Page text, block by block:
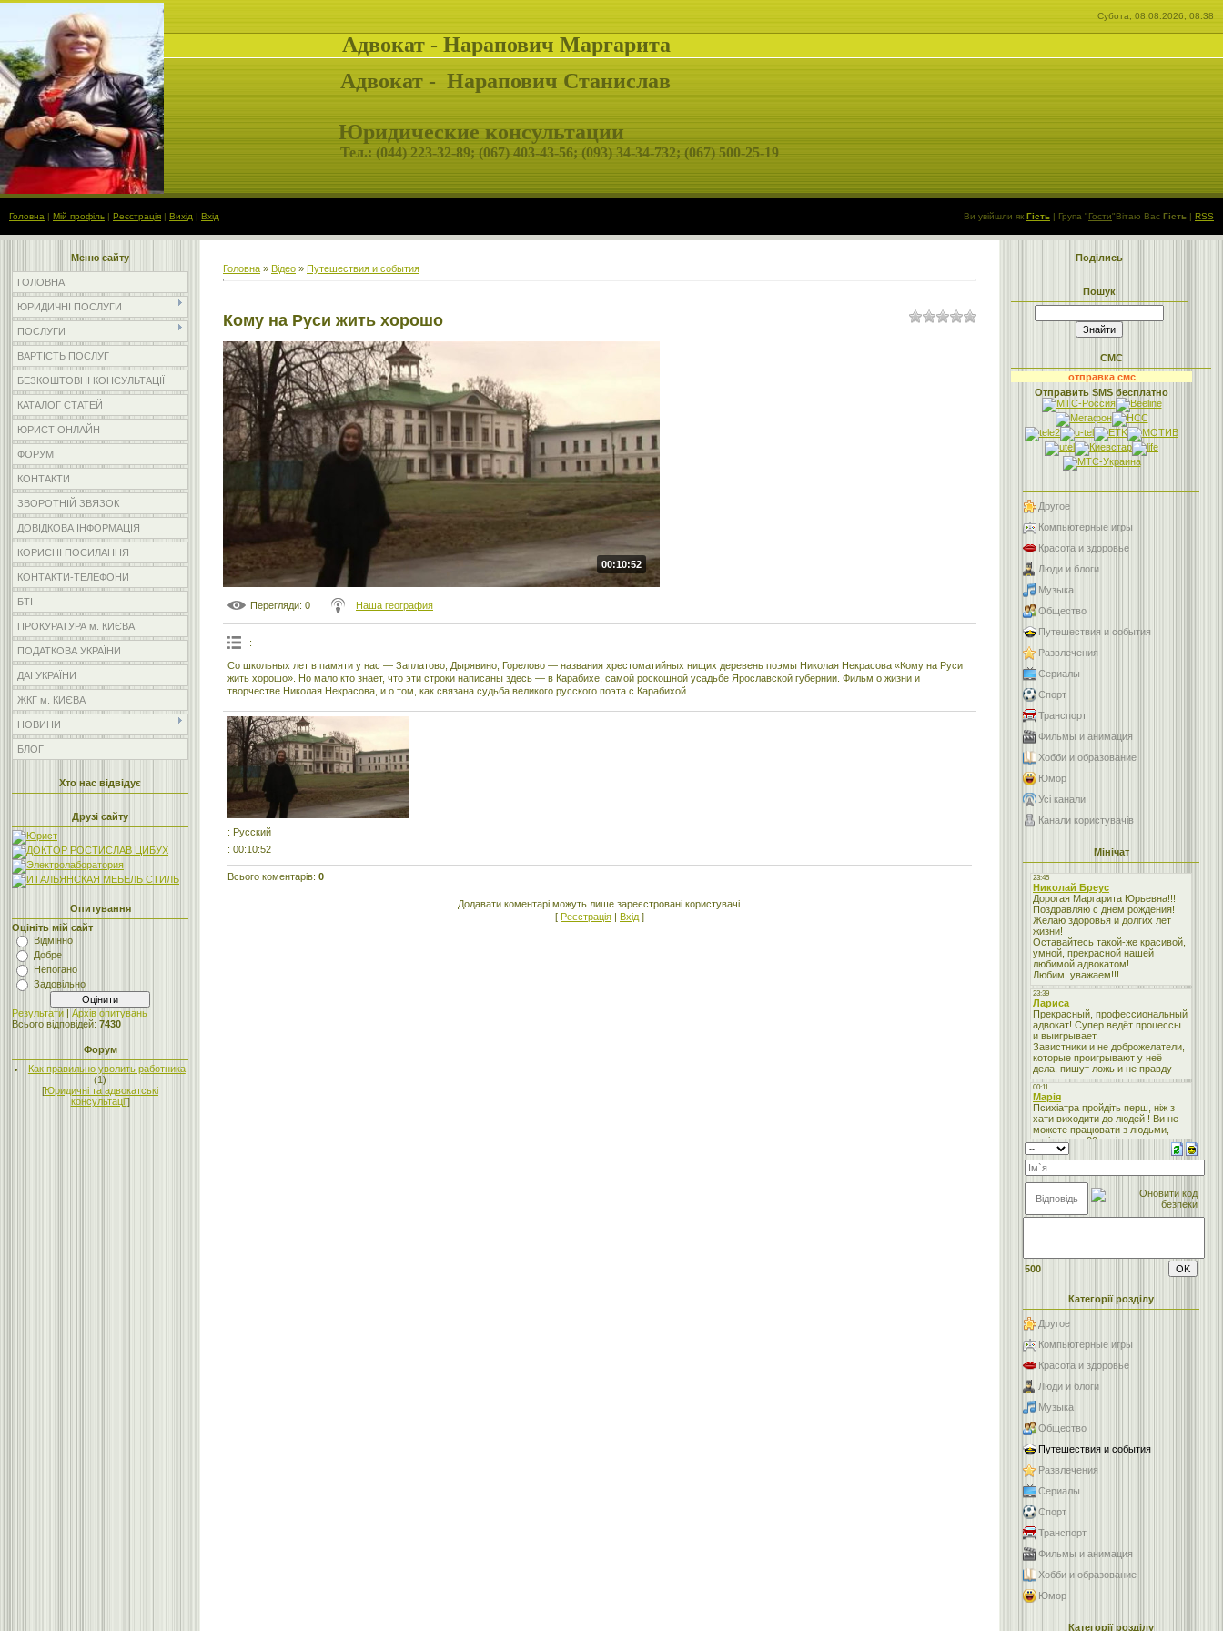
Субота, 08.08.2026, 08:38
Адвокат - Нарапович Маргарита
Адвокат - Нарапович Станислав
Юридические консультации
Тел.: (044) 223-32-89;(067) 403-43-56; (093) 34-34-732; (067) 500-25-19
Головна | Мій профіль | Реєстрація | Вихід | Вхід Ви увійшли як Гість | Група "Гости"Вітаю Вас Гість | RSS
Меню сайту
ГОЛОВНА
ЮРИДИЧНІ ПОСЛУГИ
ПОСЛУГИ
ВАРТІСТЬ ПОСЛУГ
БЕЗКОШТОВНІ КОНСУЛЬТАЦІЇ
КАТАЛОГ СТАТЕЙ
ЮРИСТ ОНЛАЙН
ФОРУМ
КОНТАКТИ
ЗВОРОТНІЙ ЗВЯЗОК
ДОВІДКОВА ІНФОРМАЦІЯ
КОРИСНІ ПОСИЛАННЯ
КОНТАКТИ-ТЕЛЕФОНИ
БТІ
ПРОКУРАТУРА м. КИЄВА
ПОДАТКОВА УКРАЇНИ
ДАІ УКРАЇНИ
ЖКГ м. КИЄВА
НОВИНИ
БЛОГ
Хто нас відвідує
Друзі сайту
Опитування
Оцініть мій сайт
Відмінно
Добре
Непогано
Задовільно
Результати | Архів опитувань
Всього відповідей: 7430
Форум
Как правильно уволить работника
(1)
[Юридичні та адвокатські
консультації]
Головна » Відео » Путешествия и события
Кому на Руси жить хорошо
00:10:52
Перегляди: 0 Наша география
:
Со школьных лет в памяти у нас — Заплатово, Дырявино, Горелово — названия хрестоматийных нищих деревень поэмы Николая Некрасова «Кому на Руси
жить хорошо». Но мало кто знает, что эти строки написаны здесь — в Карабихе, самой роскошной усадьбе Ярославской губернии. Фильм о жизни и
творчестве Николая Некрасова, и о том, как связана судьба великого русского поэта с Карабихой.
: Русский
: 00:10:52
Всього коментарів: 0
Додавати коментарі можуть лише зареєстровані користувачі.
[ Реєстрація | Вхід ]
Поділись
Пошук
СМС
отправка смс
Отправить SMS бесплатно
Другое
Компьютерные игры
Красота и здоровье
Люди и блоги
Музыка
Общество
Путешествия и события
Развлечения
Сериалы
Спорт
Транспорт
Фильмы и анимация
Хобби и образование
Юмор
Усі канали
Канали користувачів
Мінічат
500
Категорії розділу
Другое
Компьютерные игры
Красота и здоровье
Люди и блоги
Музыка
Общество
Путешествия и события
Развлечения
Сериалы
Спорт
Транспорт
Фильмы и анимация
Хобби и образование
Юмор
Категорії розділу